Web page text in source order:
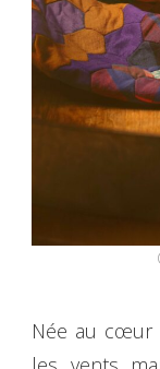
Née au cœur